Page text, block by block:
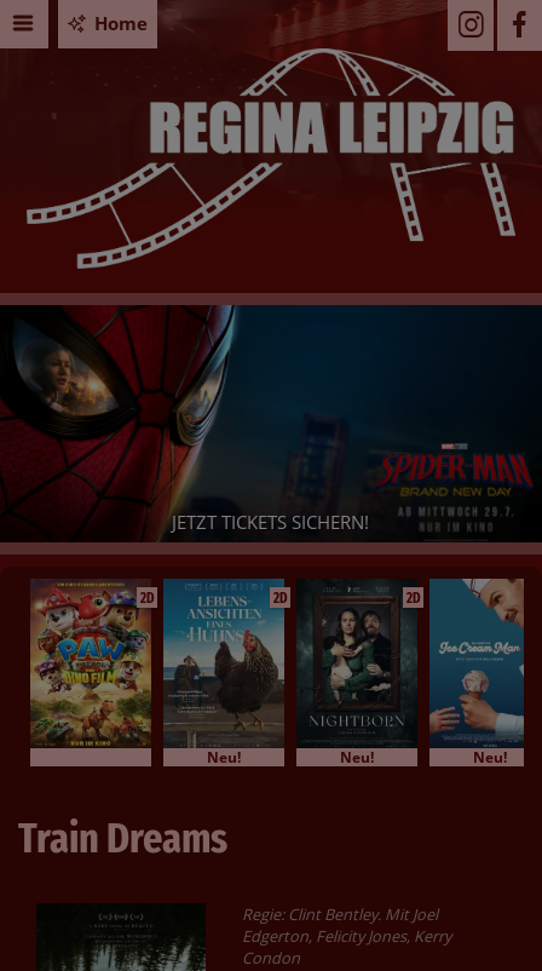
Home
JETZT TICKETS SICHERN!
2D 2D
Neu!
2D
Neu! Neu!
Train Dreams
Regie: Clint Bentley. Mit Joel
Edgerton, Felicity Jones, Kerry
Condon